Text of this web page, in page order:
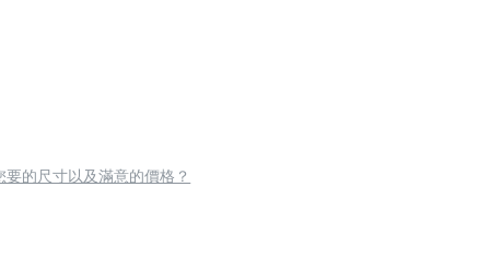
要的尺寸以及滿意的價格？